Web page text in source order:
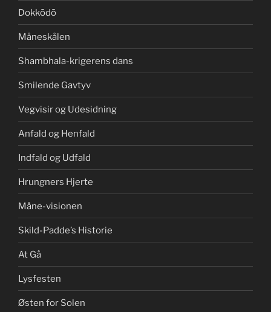
Dokkōdō
Måneskålen
Shambhala-krigerens dans
Smilende Gavtyv
Vegvisir og Udesidning
Anfald og Henfald
Indfald og Udfald
Hrungners Hjerte
Måne-visionen
Skild-Padde’s Historie
At Gå
Lysfesten
Østen for Solen